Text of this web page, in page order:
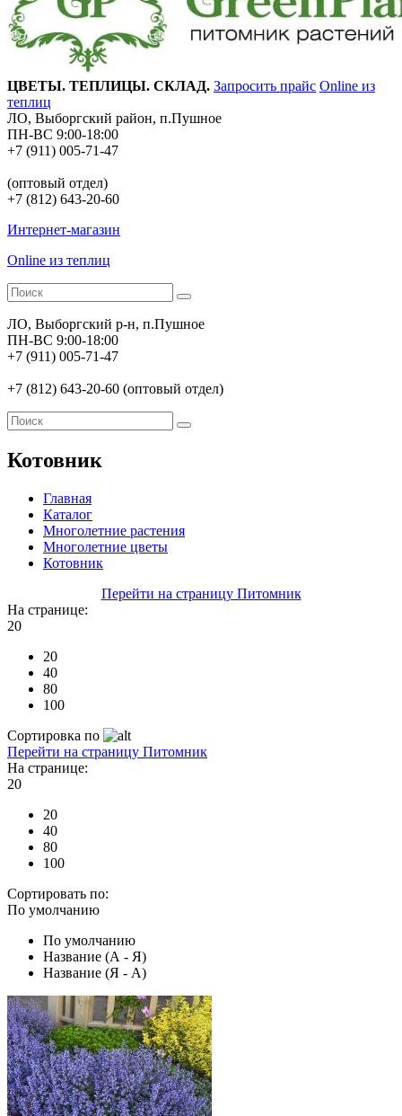
ЦВЕТЫ. ТЕПЛИЦЫ. СКЛАД. Запросить прайс Online из
теплиц
ЛО, Выборгский район, п.Пушное
ПН-ВС 9:00-18:00
+7 (911) 005-71-47
(оптовый отдел)
+7 (812) 643-20-60
Интернет-магазин
Online из теплиц
ЛО, Выборгский р-н, п.Пушное
ПН-ВС 9:00-18:00
+7 (911) 005-71-47
+7 (812) 643-20-60 (оптовый отдел)
Котовник
Главная
Каталог
Многолетние растения
Многолетние цветы
Котовник
Перейти на страницу Питомник
На странице:
20
20
40
80
100
Сортировка по
Перейти на страницу Питомник
На странице:
20
20
40
80
100
Сортировать по:
По умолчанию
По умолчанию
Название (А - Я)
Название (Я - А)